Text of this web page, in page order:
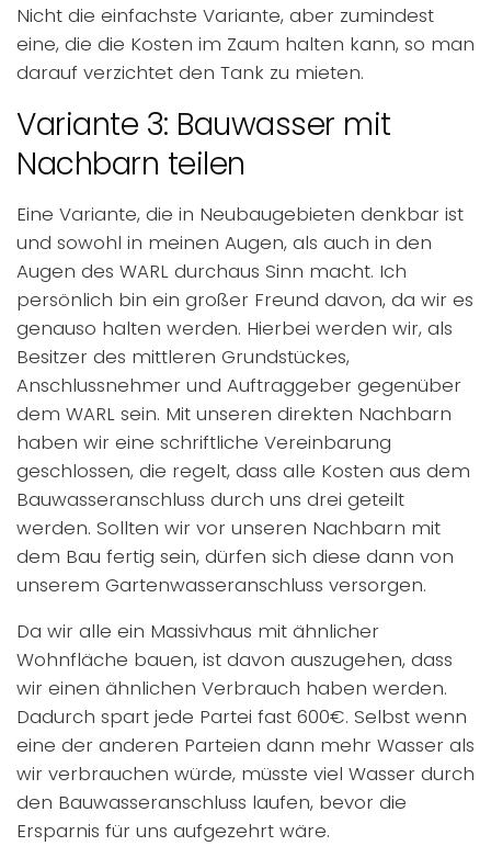
Nicht die einfachste Variante, aber zumindest
eine, die die Kosten im Zaum halten kann, so man
darauf verzichtet den Tank zu mieten.
Variante 3: Bauwasser mit
Nachbarn teilen
Eine Variante, die in Neubaugebieten denkbar ist
und sowohl in meinen Augen, als auch in den
Augen des WARL durchaus Sinn macht. Ich
persönlich bin ein großer Freund davon, da wir es
genauso halten werden. Hierbei werden wir, als
Besitzer des mittleren Grundstückes,
Anschlussnehmer und Auftraggeber gegenüber
dem WARL sein. Mit unseren direkten Nachbarn
haben wir eine schriftliche Vereinbarung
geschlossen, die regelt, dass alle Kosten aus dem
Bauwasseranschluss durch uns drei geteilt
werden. Sollten wir vor unseren Nachbarn mit
dem Bau fertig sein, dürfen sich diese dann von
unserem Gartenwasseranschluss versorgen.
Da wir alle ein Massivhaus mit ähnlicher
Wohnfläche bauen, ist davon auszugehen, dass
wir einen ähnlichen Verbrauch haben werden.
Dadurch spart jede Partei fast 600€. Selbst wenn
eine der anderen Parteien dann mehr Wasser als
wir verbrauchen würde, müsste viel Wasser durch
den Bauwasseranschluss laufen, bevor die
Ersparnis für uns aufgezehrt wäre.